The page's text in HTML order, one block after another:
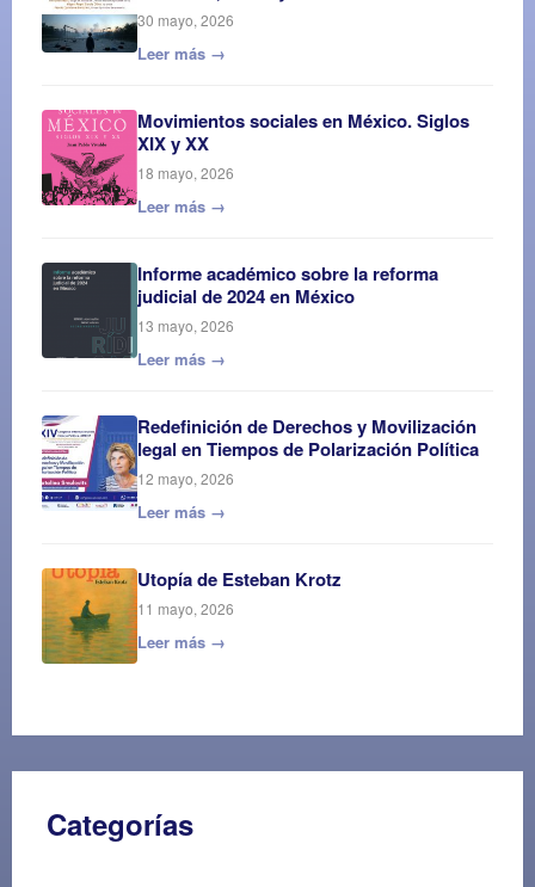
30 mayo, 2026
Leer más →
Movimientos sociales en México. Siglos
XIX y XX
18 mayo, 2026
Leer más →
Informe académico sobre la reforma
judicial de 2024 en México
13 mayo, 2026
Leer más →
Redefinición de Derechos y Movilización
legal en Tiempos de Polarización Política
12 mayo, 2026
Leer más →
Utopía de Esteban Krotz
11 mayo, 2026
Leer más →
Categorías